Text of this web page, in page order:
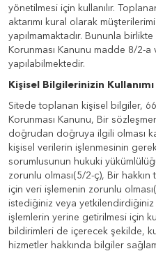
yönetilmesi için kullanılır.
aktarımı kural olarak
yapılmamaktadır. Bununla birlikte
Korunması Kanunu madde 8/2-a
yapılabilmektedir.
Kişisel Bilgilerinizin Kullanımı
Sitede toplanan kişisel bilgiler,
Korunması Kanunu, Bir
doğrudan doğruya ilgili olması
kişisel verilerin işlenmesinin
sorumlusunun hukuki
zorunlu olması(5/2-ç), Bir hakkın
için veri işlemenin zorunlu
istediğiniz veya yetkilendirdiğiniz
işlemlerin yerine getirilmesi için
bildirimleri de içerecek şekilde,
hizmetler hakkında bilgiler